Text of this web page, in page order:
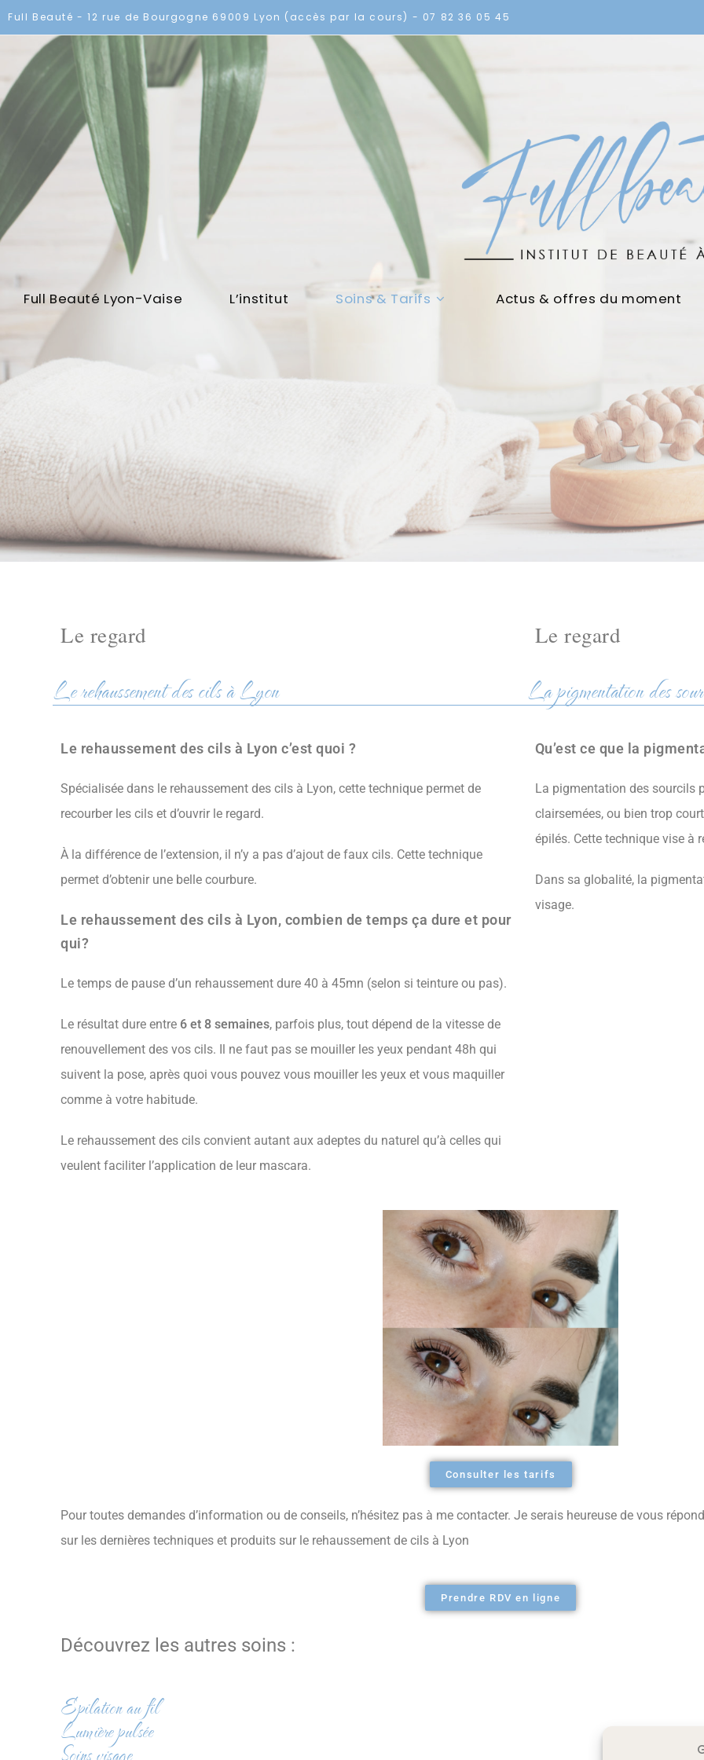
Full Beauté - 12 rue de Bourgogne 69009 Lyon (accès par la cours) - 07 82 36 05 45
Full Beauté Lyon-Vaise L’institut Soins & Tarifs Actus & offres du moment
Le regard
Le rehaussement des cils à Lyon
Le rehaussement des cils à Lyon c’est quoi ?
Spécialisée dans le rehaussement des cils à Lyon, cette technique permet de
recourber les cils et d’ouvrir le regard.
À la différence de l’extension, il n’y a pas d’ajout de faux cils. Cette technique
permet d’obtenir une belle courbure.
Le rehaussement des cils à Lyon, combien de temps ça dure et pour
qui?
Le temps de pause d’un rehaussement dure 40 à 45mn (selon si teinture ou pas).
Le résultat dure entre 6 et 8 semaines, parfois plus, tout dépend de la vitesse de
renouvellement des vos cils. Il ne faut pas se mouiller les yeux pendant 48h qui
suivent la pose, après quoi vous pouvez vous mouiller les yeux et vous maquiller
comme à votre habitude.
Le rehaussement des cils convient autant aux adeptes du naturel qu’à celles qui
veulent faciliter l’application de leur mascara.
Le regard
La pigmentation des
Qu’est ce que la
La pigmentation des sourcils
clairsemées, ou bien trop
épilés. Cette technique vise à
Dans sa globalité, la
visage.
Consulter les tarifs
Pour toutes demandes d’information ou de conseils, n’hésitez pas à me contacter. Je serais heureuse de vous
sur les dernières techniques et produits sur le rehaussement de cils à Lyon
Prendre RDV en ligne
Découvrez les autres soins :
Epilation au fil
Lumière pulsée